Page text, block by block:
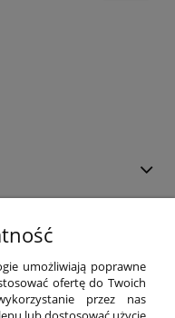
umożliwiają poprawne
ofertę do Twoich
przez nas